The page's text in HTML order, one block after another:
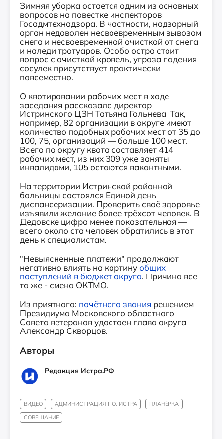
Зимняя уборка остается одним из основных
вопросов на повестке инспекторов
Госадмтехнадзора. В частности, надзорный
орган недоволен несвоевременным вывозом
снега и несвоевременной очисткой от снега
и наледи тротуаров. Особо остро стоит
вопрос с очисткой кровель, угроза падения
сосулек присутствует практически
повсеместно.
О квотировании рабочих мест в ходе
заседания рассказала директор
Истринского ЦЗН Татьяна Гольнева. Так,
например, 82 организации в округе имеют
количество подобных рабочих мест от 35 до
100, 75, организаций — больше 100 мест.
Всего по округу квота составляет 414
рабочих мест, из них 309 уже заняты
инвалидами, 105 остаются вакантными.
На территории Истринской районной
больницы состоялся Единой день
диспансеризации. Проверить своё здоровье
изъявили желание более трёхсот человек. В
Дедовске цифра менее показательная —
всего около ста человек обратились в этот
день к специалистам.
"Невыясненные платежи" продолжают
негативно влиять на картину общих
поступлений в бюджет округа. Причина всё
та же - смена ОКТМО.
Из приятного: почётного звания решением
Президиума Московского областного
Совета ветеранов удостоен глава округа
Александр Скворцов.
Авторы
Редакция Истра.РФ
ВИДЕО АДМИНИСТРАЦИЯ Г.О. ИСТРА
ПЛАНЁРКА
СОВЕЩАНИЕ